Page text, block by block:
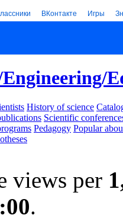
ВКонтакте Игры
Engineering/
History of science
Scientific
Pedagogy Popular
views per
.